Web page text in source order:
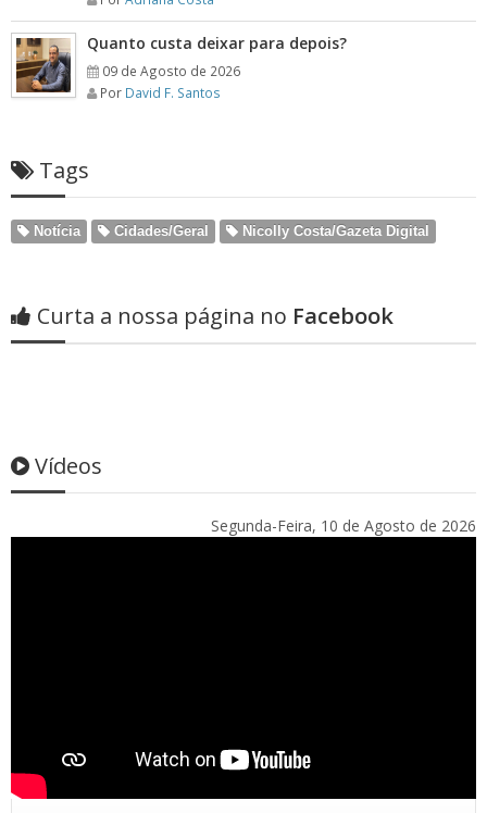
Quanto custa deixar para depois?
09 de Agosto de 2026
Por David F. Santos
Tags
Notícia Cidades/Geral Nicolly Costa/Gazeta Digital
Curta a nossa página no Facebook
Vídeos
Segunda-Feira, 10 de Agosto de 2026